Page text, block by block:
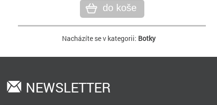
do koše
Nacházíte se v kategorii: Botky
NEWSLETTER